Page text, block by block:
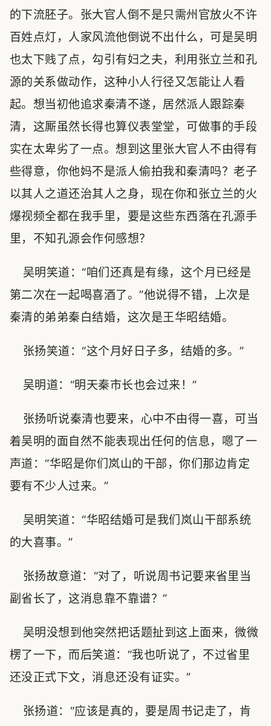
的下流胚子。张大官人倒不是只需州官放火不许
百姓点灯，人家风流他倒说不出什么，可是吴明
也太下贱了点，勾引有妇之夫，利用张立兰和孔
源的关系做动作，这种小人行径又怎能让人看
起。想当初他追求秦清不遂，居然派人跟踪秦
清，这厮虽然长得也算仪表堂堂，可做事的手段
实在太卑劣了一点。想到这里张大官人不由得有
些得意，你他妈不是派人偷拍我和秦清吗？老子
以其人之道还治其人之身，现在你和张立兰的火
爆视频全都在我手里，要是这些东西落在孔源手
里，不知孔源会作何感想？
吴明笑道：“咱们还真是有缘，这个月已经是
第二次在一起喝喜酒了。”他说得不错，上次是
秦清的弟弟秦白结婚，这次是王华昭结婚。
张扬笑道：“这个月好日子多，结婚的多。”
吴明道：“明天秦市长也会过来！”
张扬听说秦清也要来，心中不由得一喜，可当
着吴明的面自然不能表现出任何的信息，嗯了一
声道：“华昭是你们岚山的干部，你们那边肯定
要有不少人过来。”
吴明笑道：“华昭结婚可是我们岚山干部系统
的大喜事。”
张扬故意道：“对了，听说周书记要来省里当
副省长了，这消息靠不靠谱？”
吴明没想到他突然把话题扯到这上面来，微微
楞了一下，而后笑道：“我也听说了，不过省里
还没正式下文，消息还没有证实。”
张扬道：“应该是真的，要是周书记走了，肯